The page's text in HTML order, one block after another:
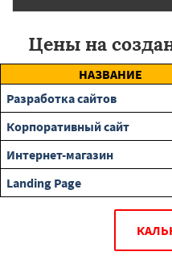
Цены на
НАЗВАНИЕ
Разработка сайтов
Корпоративный сайт
Интернет-магазин
Landing Page